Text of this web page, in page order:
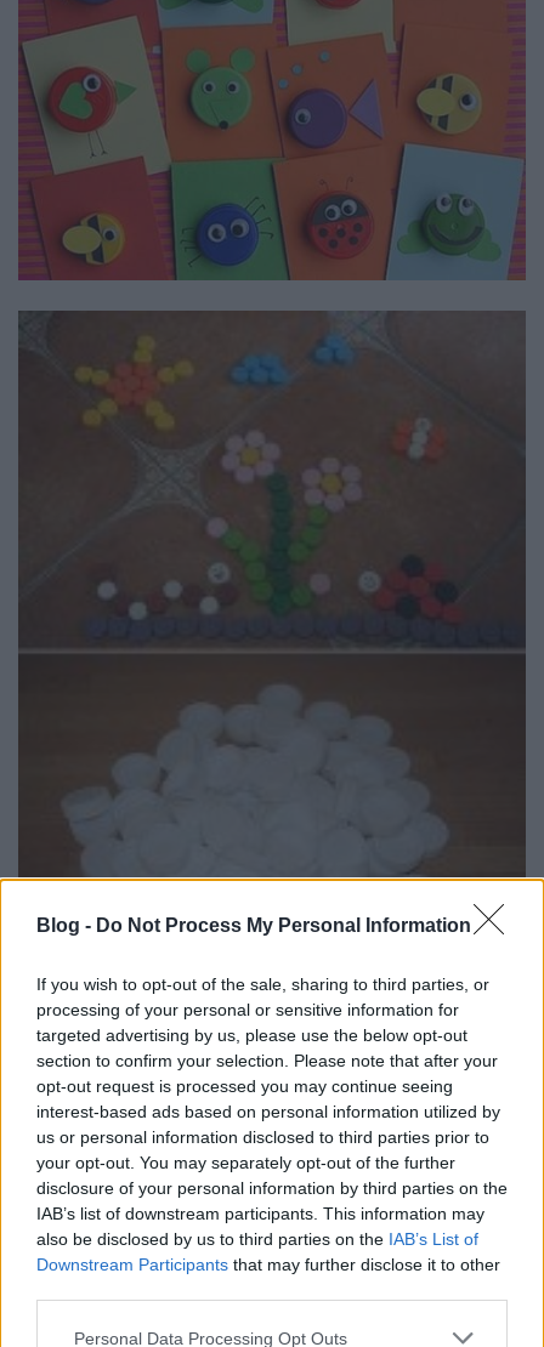
Blog - Do Not Process My Personal Information
If you wish to opt-out of the sale, sharing to third parties, or
processing of your personal or sensitive information for
targeted advertising by us, please use the below opt-out
section to confirm your selection. Please note that after your
opt-out request is processed you may continue seeing
interest-based ads based on personal information utilized by
us or personal information disclosed to third parties prior to
your opt-out. You may separately opt-out of the further
disclosure of your personal information by third parties on the
IAB’s list of downstream participants. This information may
also be disclosed by us to third parties on the IAB’s List of
Downstream Participants that may further disclose it to other
Please note that this website/app uses one or more Google
Personal Data Processing Opt Outs